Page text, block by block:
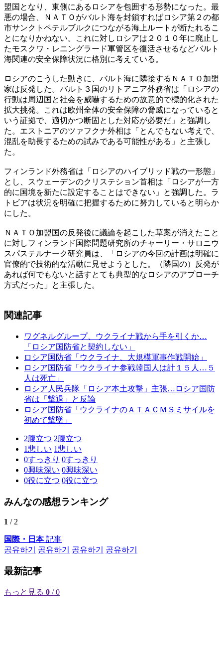
盟国となり、東側にあるロシアを包囲する形勢になった。最
悪の場合、ＮＡＴＯがバルト海を封鎖すればロシア第２の都
市サンクトペテルブルクにつながる海上ルートが断たれるこ
とになりかねない。これに対しロシアは２０１０年に廃止し
たモスクワ・レニングラード軍管区を復活させるなどバルト
海関連の安全保障状況に格別に考えている。
ロシアのこうした動きに、バルト海に隣接するＮＡＴＯ加盟
家は反発した。バルト３国のリトアニア外務省は「ロシアの
行動は周辺国と社会を威嚇するための故意的で標的化された
拡大挑発。これは欧州全体の安全保障の脅威になっていると
いう証拠で、適切かつ断固とした対応が必要だ」と強調し
た。エストニアのツァフクナ外相は「とんでもない考えで、
混乱を助長するための試みである可能性がある」と主張し
た。
フィンランド外務省は「ロシアのハイブリッド戦の一形態」
とし、スウェーデンのクリステション首相は「ロシアが一方
的に国境を新たに設定することはできない」と強調した。ラ
トビアは状況を明確に把握するために努力していると明らか
にした。
ＮＡＴＯ加盟国の反発後に議論を起こした草案が消えたこと
に対しフィンランド国際問題研究所のチャーリー・サロニウ
スパステルナーク研究員は、「ロシアの今回の計画は明確に
官僚的で技術的な活動に見せようとした。（隣国の）反発が
あれば何でもないと話すとても典型的なロシアのアプローチ
方式だった」と主張した。
関連記事
ワグネルグループ、ウクライナ戦から手を引くか…
「ロシア国防省と契約しない」
ロシア国防省「ウクライナ、大規模軍事作戦開始」
ロシア国防省「ウクライナ参戦韓国人は計１５人…５
人は死亡」
ロシア人民兵隊「ロシア本土攻撃」主張…ロシア国防
省は「撃退」と反論
ロシア国防省「ウクライナのＡＴＡＣＭＳミサイルを
初めて撃墜」
2腹立つ 2腹立つ
1悲しい 1悲しい
0すっきり 0すっきり
0興味深い 0興味深い
0役に立つ 0役に立つ
みんなの感想ランキング
1 / 2
国際・日本記事
공유하기
공유하기 공유하기 공유하기
最新記事
もっと見る 0 / 0